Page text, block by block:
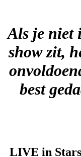
Als je niet
show zit,
best
LIVE in